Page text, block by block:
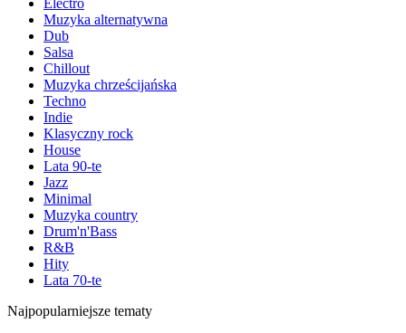
Electro
Muzyka alternatywna
Dub
Salsa
Chillout
Muzyka chrześcijańska
Techno
Indie
Klasyczny rock
House
Lata 90-te
Jazz
Minimal
Muzyka country
Drum'n'Bass
R&B
Hity
Lata 70-te
Najpopularniejsze tematy